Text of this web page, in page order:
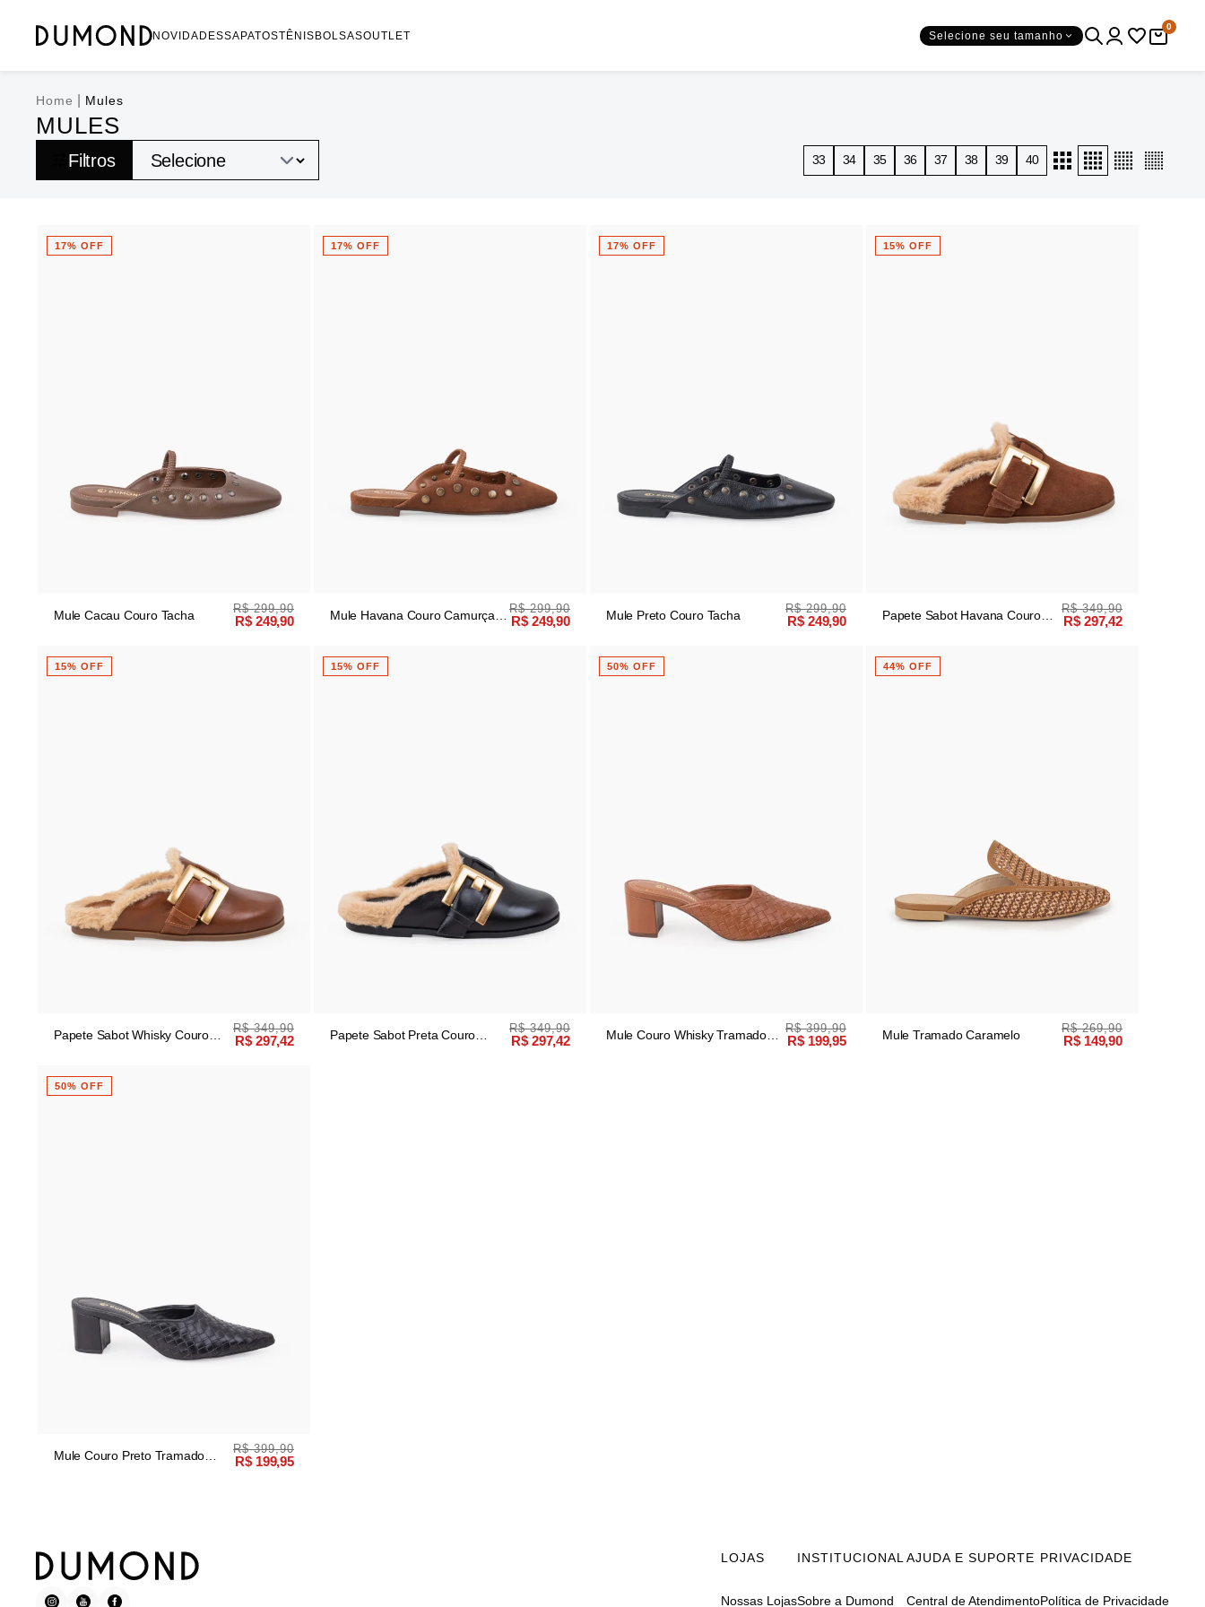
Selecione seu tamanho
0
NOVIDADESSAPATOSTÊNISBOLSASOUTLET
Home Mules
MULES
Filtros 33 34 35 36 37 38 39 40
17% OFF
Mule Cacau Couro Tacha R$ 299,90
R$ 249,90
17% OFF
Mule Havana Couro Camurça
R$ 299,90
R$ 249,90
17% OFF
Mule Preto Couro Tacha R$ 299,90
R$ 249,90
15% OFF
Papete Sabot Havana Couro
R$ 349,90
R$ 297,42
15% OFF
Papete Sabot Whisky Couro
R$ 349,90
R$ 297,42
15% OFF
Papete Sabot Preta Couro
R$ 349,90
R$ 297,42
50% OFF
Mule Couro Whisky Tramado
R$ 399,90
R$ 199,95
44% OFF
Mule Tramado Caramelo R$ 269,90
R$ 149,90
50% OFF
Mule Couro Preto Tramado
R$ 399,90
R$ 199,95
LOJAS
Nossas Lojas
INSTITUCIONAL
Sobre a Dumond
AJUDA E SUPORTE
Central de Atendimento
PRIVACIDADE
Política de Privacidade